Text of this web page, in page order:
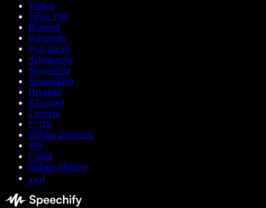
Türkçe
Tiếng Việt
Română
Português
Български
ქართული
Slovenčina
Slovenščina
Hrvatski
Ελληνικά
Lietuvių
עברית
Bahasa Indonesia
বাংলা
Català
Bahasa Melayu
اردو